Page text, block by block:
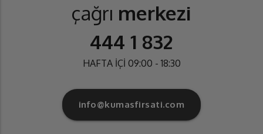
çağrı merkezi
444 1 832
HAFTA İÇİ 09:00 - 18:30
info@kumasfirsati.com